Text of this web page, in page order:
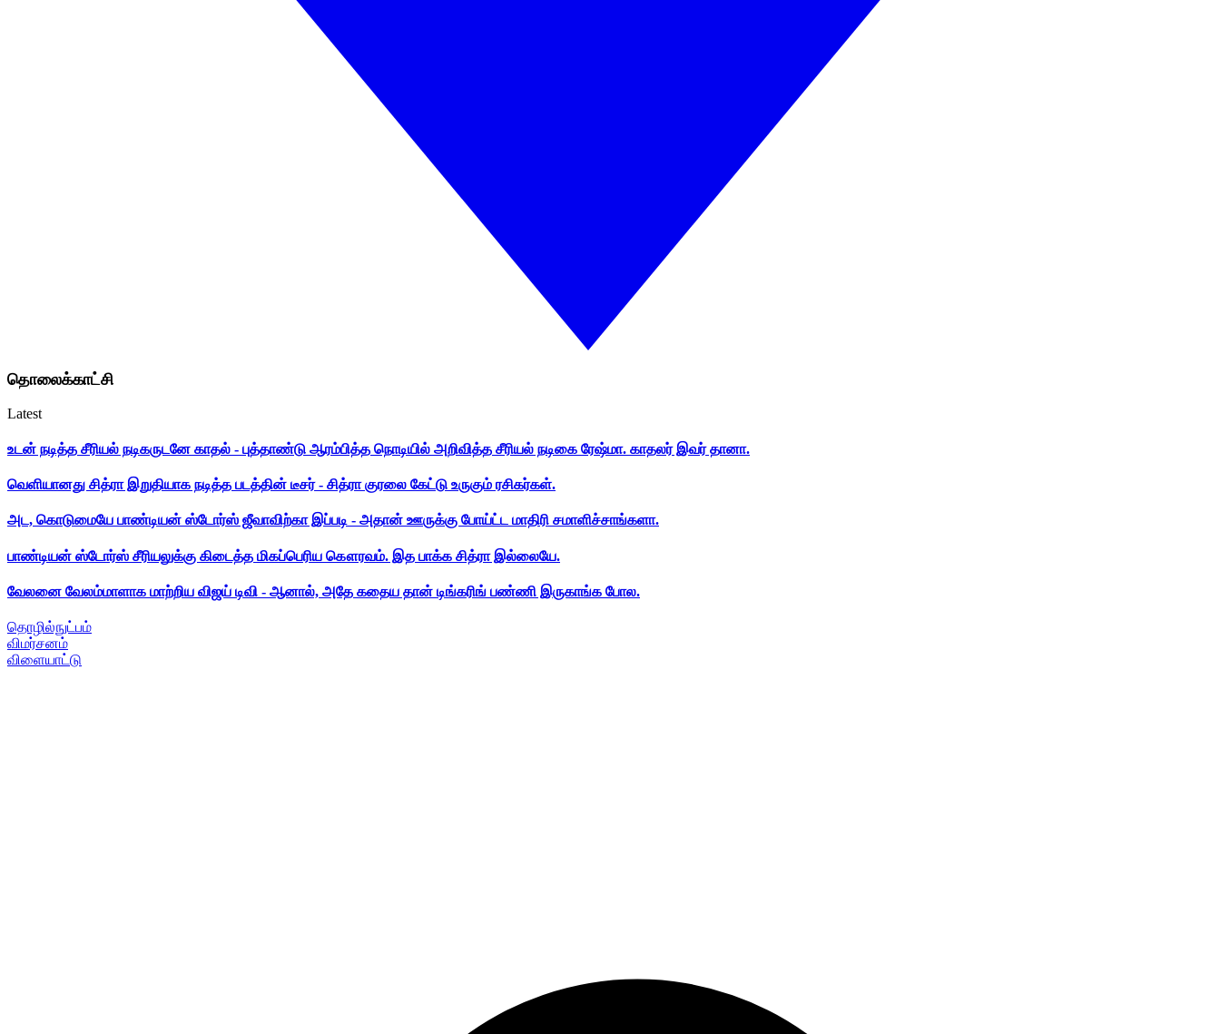
தொலைக்காட்சி
Latest
உடன் நடித்த சீரியல் நடிகருடனே காதல் - புத்தாண்டு ஆரம்பித்த நொடியில் அறிவித்த சீரியல் நடிகை ரேஷ்மா. காதலர் இவர் தானா.
வெளியானது சித்ரா இறுதியாக நடித்த படத்தின் டீசர் - சித்ரா குரலை கேட்டு உருகும் ரசிகர்கள்.
அட, கொடுமையே பாண்டியன் ஸ்டோர்ஸ் ஜீவாவிற்கா இப்படி - அதான் ஊருக்கு போய்ட்ட மாதிரி சமாளிச்சாங்களா.
பாண்டியன் ஸ்டோர்ஸ் சீரியலுக்கு கிடைத்த மிகப்பெரிய கௌரவம். இத பாக்க சித்ரா இல்லையே.
வேலனை வேலம்மாளாக மாற்றிய விஜய் டிவி - ஆனால், அதே கதைய தான் டிங்கரிங் பண்ணி இருகாங்க போல.
தொழில்நுட்பம்
விமர்சனம்
விளையாட்டு